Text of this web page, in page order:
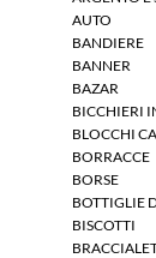
AUTO
BANDIERE
BANNER
BAZAR
BICCHIERI
BLOCCHI
BORRACCE
BORSE
BOTTIGLIE
BISCOTTI